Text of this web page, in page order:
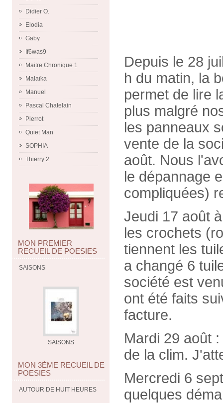
Didier O.
Elodia
Gaby
If6was9
Maitre Chronique 1
Malaïka
Manuel
Pascal Chatelain
Pierrot
Quiet Man
SOPHIA
Thierry 2
MON PREMIER
RECUEIL DE POESIES
SAISONS
SAISONS
MON 3ÈME RECUEIL DE
POESIES
AUTOUR DE HUIT HEURES
Depuis le 28
h du matin, la
permet de lire
plus malgré
les panneaux
vente de la
août. Nous
le dépannage
compliquées)
Jeudi 17 août
les crochets
tiennent les
a changé 6
société est
ont été faits
facture.
Mardi 29 août
de la clim.
Mercredi 6
quelques